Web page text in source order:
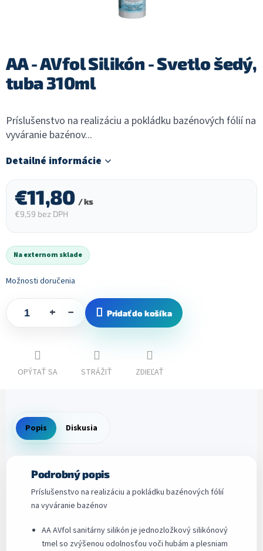
AA - AVfol Silikón - Svetlo šedý,
tuba 310ml
Príslušenstvo na realizáciu a pokládku bazénových fólií na
vyváranie bazénov...
Detailné informácie
€11,80 / ks
€9,59 bez DPH
Na externom sklade
Možnosti doručenia
+ − Pridať do košíka
OPÝTAŤ SA STRÁŽIŤ ZDIEĽAŤ
Popis Diskusia
Podrobný popis
Príslušenstvo na realizáciu a pokládku bazénových fólií
na vyváranie bazénov
AA AVfol sanitárny silikón je jednozložkový silikónový
tmel so zvýšenou odolnosťou voči hubám a plesniam